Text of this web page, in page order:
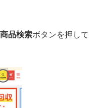
商品検索ボタンを押して